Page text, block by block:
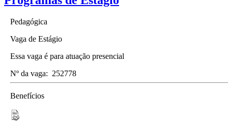
Pedagógica
Vaga de Estágio
Essa vaga é para atuação presencial
Nº da vaga: 252778
Benefícios